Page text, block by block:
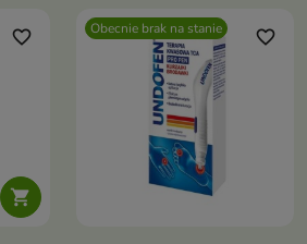

favorite_border Obecnie brak na stanie favorite_border